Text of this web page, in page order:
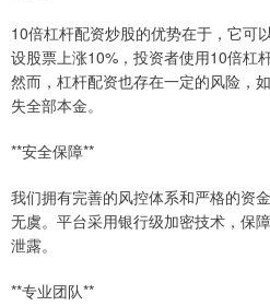
10倍杠杆配资炒股的优势在于，它可
设股票上涨10%，投资者使用10倍杠
然而，杠杆配资也存在一定的风险，
失全部本金。
**安全保障**
我们拥有完善的风控体系和严格的资
无虞。平台采用银行级加密技术，保
泄露。
**专业团队**